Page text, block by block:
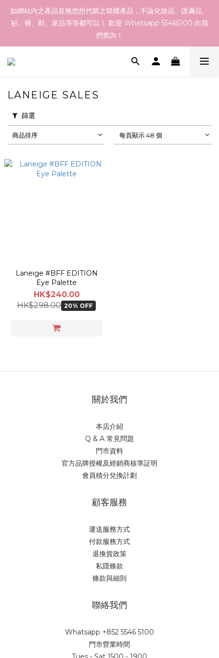
訂貨到貨資訊：於 05 - 18/Aug 期間訂貨，預計於 26/Aug 到
港，最終亦要視乎各品牌最終發貨日子及出貨速度而定。
如網站內之產品並無您想代購之韓國產品，不論化妝品、護膚品、
衫、褲、鞋、家品等等都可以！ 歡迎 Whatsapp 55465100 向我
們查詢！
於本網店選購滿指定總額以上均可享有免運費優惠，香港地區
LANEIGE SALES
篩選
商品排序 每頁顯示 48 個
Laneige #BFF EDITION
Eye Palette
HK$240.00
HK$298.00 20% OFF
關於我們
本店介紹
Q & A 常見問題
門市資料
官方品牌授權及經銷商核準証明
會員積分兌換計劃
顧客服務
運送服務方式
付款服務方式
退換貨政策
私隱條款
條款與細則
聯絡我們
Whatsapp +852 5546 5100
門市營業時間